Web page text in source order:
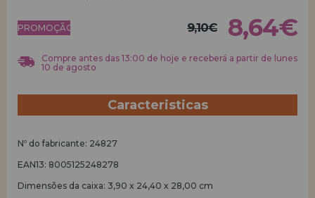
REGISTRO DE REVENDEDOR
PROMOÇÃO! 9,10€ 8,64€
Compre antes das 13:00 de hoje e receberá a partir de lunes
10 de agosto
Caracteristicas
Nº do fabricante: 24827
EAN13: 8005125248278
Dimensões da caixa: 3,90 x 24,40 x 28,00 cm